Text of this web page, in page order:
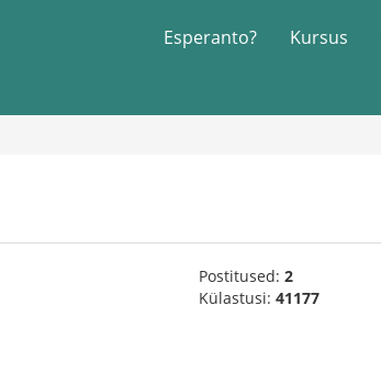
Esperanto? Kursus
Postitused: 2
Külastusi: 41177